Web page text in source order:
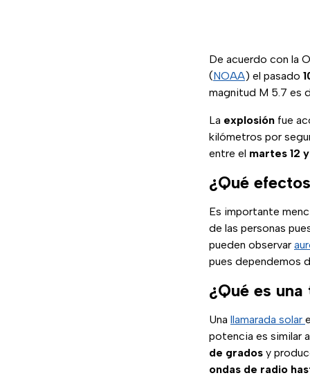
De acuerdo con la
(NOAA) el pasado
magnitud M 5.7 es
La explosión fue
kilómetros por
entre el martes 12
¿Qué
Es importante
de las personas
pueden observar
pues dependemos
¿Qué es
Una llamarada solar
potencia es similar
de grados y
ondas de radio